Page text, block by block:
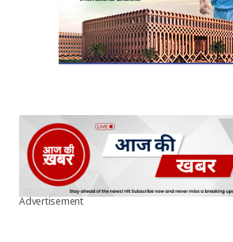
Advertisement